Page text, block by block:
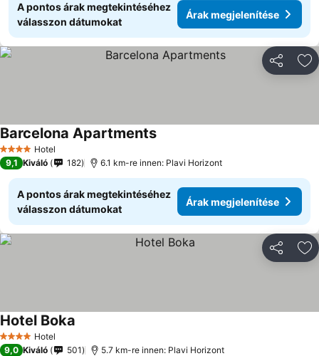
A pontos árak megtekintéséhez
válasszon dátumokat
Árak megjelenítése
4 KategóriaHotel
Barcelona ApartmentsÁrak megjelenítése
9,1 Kiváló 182 6.1 km-re innen: Plavi Horizont
A pontos árak megtekintéséhez
válasszon dátumokat
Árak megjelenítése
4 KategóriaHotel
Hotel Boka
9,0 Kiváló 501 5.7 km-re innen: Plavi Horizont